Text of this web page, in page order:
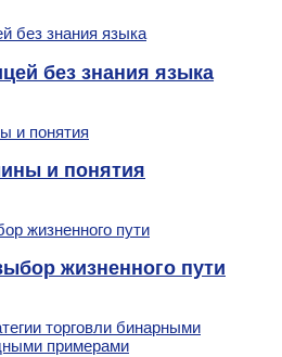
без знания языка
и понятия
жизненного пути